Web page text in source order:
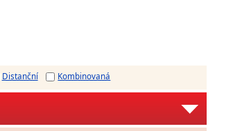
Distanční Kombinovaná